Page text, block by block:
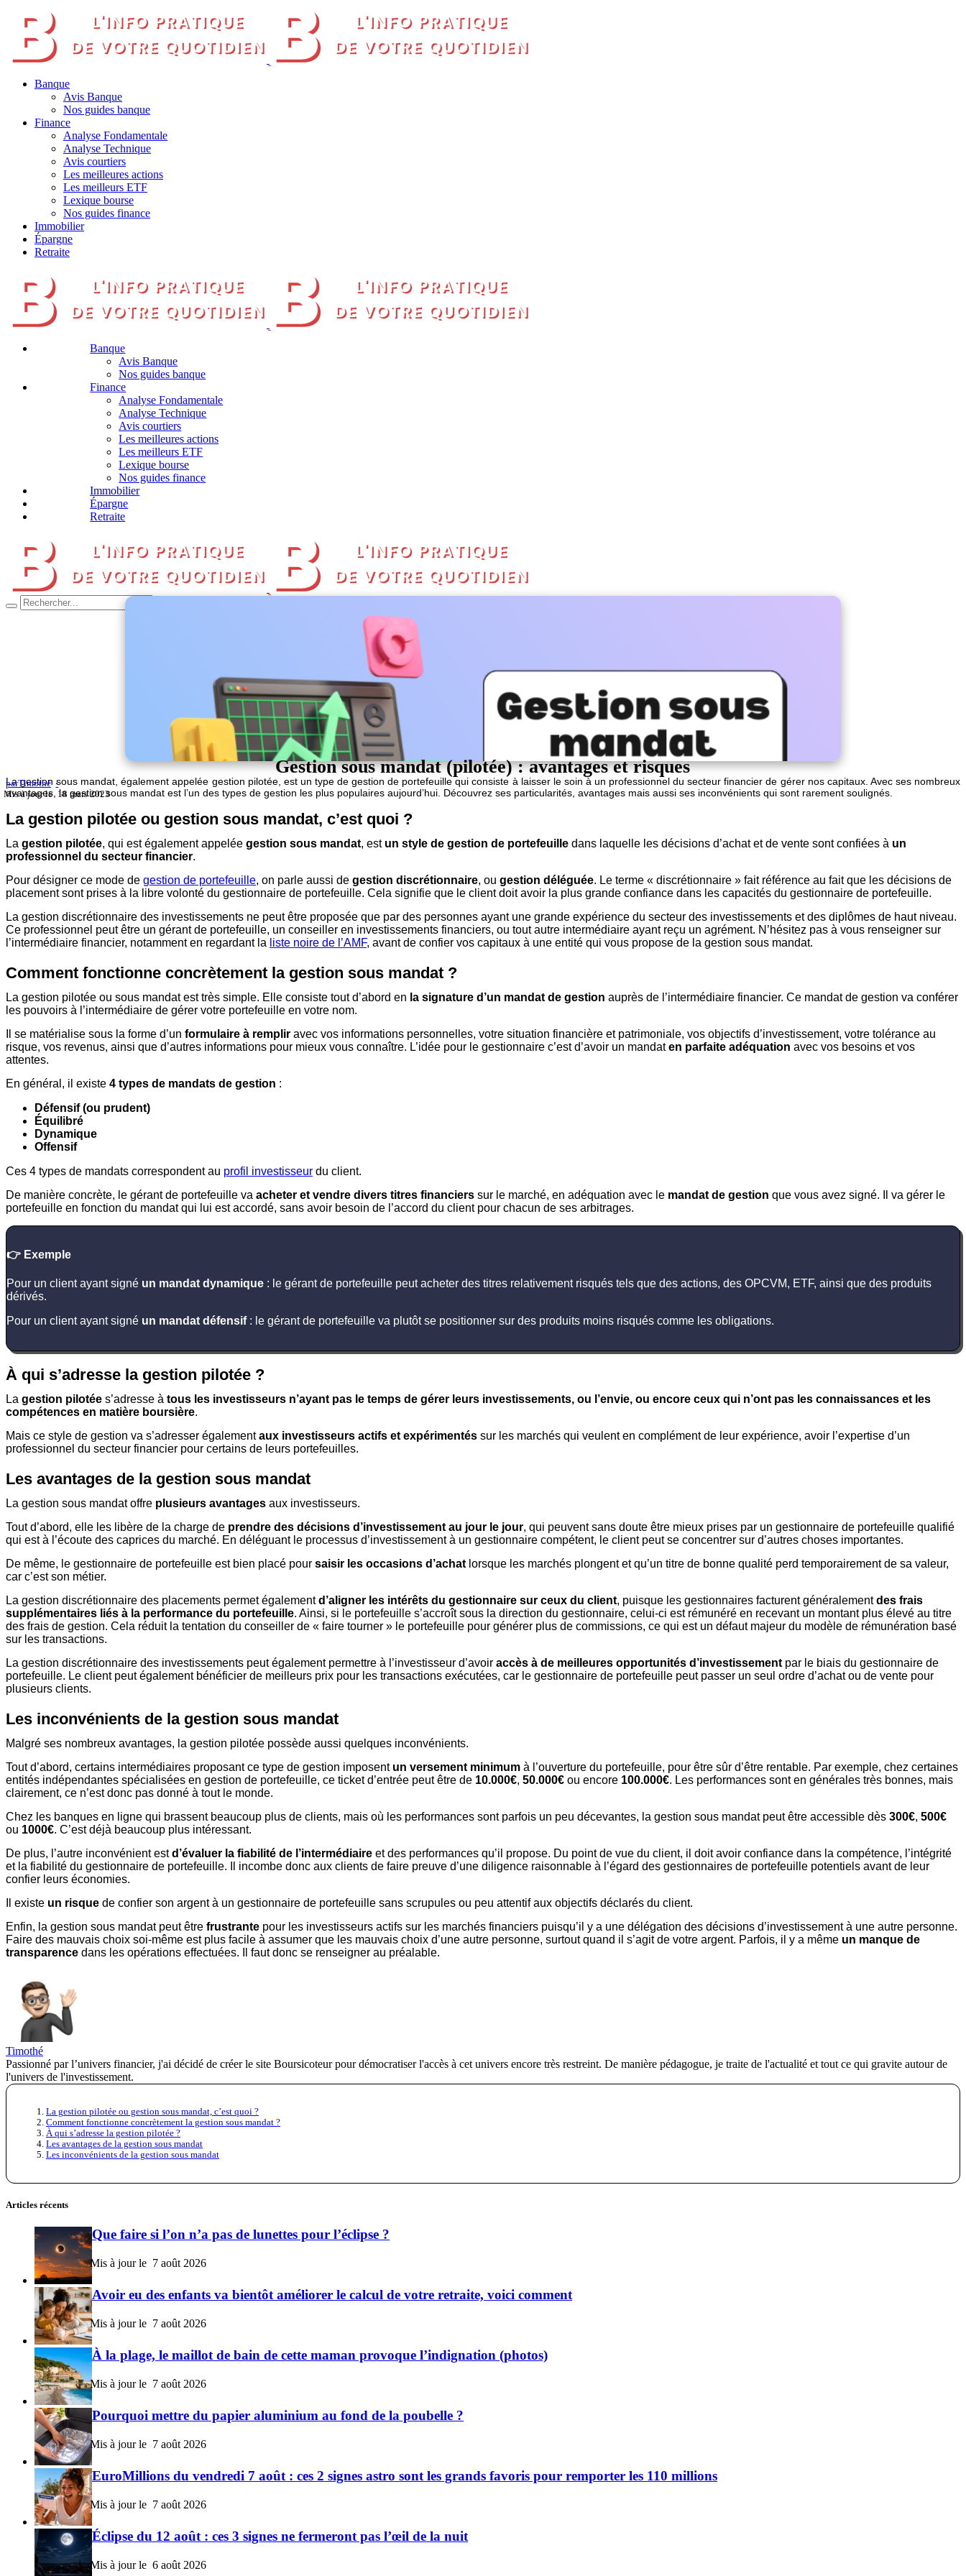
Banque
Avis Banque
Nos guides banque
Finance
Analyse Fondamentale
Analyse Technique
Avis courtiers
Les meilleures actions
Les meilleurs ETF
Lexique bourse
Nos guides finance
Immobilier
Épargne
Retraite
Banque
Avis Banque
Nos guides banque
Finance
Analyse Fondamentale
Analyse Technique
Avis courtiers
Les meilleures actions
Les meilleurs ETF
Lexique bourse
Nos guides finance
Immobilier
Épargne
Retraite
Gestion sous mandat (pilotée) : avantages et risques
La gestion sous mandat, également appelée gestion pilotée, est un type de gestion de portefeuille qui consiste à laisser le soin à un professionnel du secteur financier de gérer nos capitaux. Avec ses nombreux
avantages, la gestion sous mandat est l’un des types de gestion les plus populaires aujourd’hui. Découvrez ses particularités, avantages mais aussi ses inconvénients qui sont rarement soulignés.
parTimothé
18 mars 2023
La gestion pilotée ou gestion sous mandat, c’est quoi ?
La gestion pilotée, qui est également appelée gestion sous mandat, est un style de gestion de portefeuille dans laquelle les décisions d’achat et de vente sont confiées à un
professionnel du secteur financier.
Pour désigner ce mode de gestion de portefeuille, on parle aussi de gestion discrétionnaire, ou gestion déléguée. Le terme « discrétionnaire » fait référence au fait que les décisions de
placement sont prises à la libre volonté du gestionnaire de portefeuille. Cela signifie que le client doit avoir la plus grande confiance dans les capacités du gestionnaire de portefeuille.
La gestion discrétionnaire des investissements ne peut être proposée que par des personnes ayant une grande expérience du secteur des investissements et des diplômes de haut niveau.
Ce professionnel peut être un gérant de portefeuille, un conseiller en investissements financiers, ou tout autre intermédiaire ayant reçu un agrément. N’hésitez pas à vous renseigner sur
l’intermédiaire financier, notamment en regardant la liste noire de l’AMF, avant de confier vos capitaux à une entité qui vous propose de la gestion sous mandat.
Comment fonctionne concrètement la gestion sous mandat ?
La gestion pilotée ou sous mandat est très simple. Elle consiste tout d’abord en la signature d’un mandat de gestion auprès de l’intermédiaire financier. Ce mandat de gestion va conférer
les pouvoirs à l’intermédiaire de gérer votre portefeuille en votre nom.
Il se matérialise sous la forme d’un formulaire à remplir avec vos informations personnelles, votre situation financière et patrimoniale, vos objectifs d’investissement, votre tolérance au
risque, vos revenus, ainsi que d’autres informations pour mieux vous connaître. L’idée pour le gestionnaire c’est d’avoir un mandaten parfaite adéquation avec vos besoins et vos
attentes.
En général, il existe 4 types de mandats de gestion :
Défensif (ou prudent)
Équilibré
Dynamique
Offensif
Ces 4 types de mandats correspondent au profil investisseur du client.
De manière concrète, le gérant de portefeuille va acheter et vendre divers titres financiers sur le marché, en adéquation avec le mandat de gestion que vous avez signé. Il va gérer le
portefeuille en fonction du mandat qui lui est accordé, sans avoir besoin de l’accord du client pour chacun de ses arbitrages.
👉 Exemple
Pour un client ayant signé un mandat dynamique : le gérant de portefeuille peut acheter des titres relativement risqués tels que des actions, des OPCVM, ETF, ainsi que des produits
dérivés.
Pour un client ayant signé un mandat défensif: le gérant de portefeuille va plutôt se positionner sur des produits moins risqués comme les obligations.
À qui s’adresse la gestion pilotée ?
La gestion pilotée s’adresse à tous les investisseurs n’ayant pas le temps de gérer leurs investissements, ou l’envie, ou encore ceux qui n’ont pas les connaissances et les
compétences en matière boursière.
Mais ce style de gestion va s’adresser égalementaux investisseurs actifs et expérimentés sur les marchés qui veulent en complément de leur expérience, avoir l’expertise d’un
professionnel du secteur financier pour certains de leurs portefeuilles.
Les avantages de la gestion sous mandat
La gestion sous mandat offre plusieurs avantages aux investisseurs.
Tout d’abord, elle les libère de la charge de prendre des décisions d’investissement au jour le jour, qui peuvent sans doute être mieux prises par un gestionnaire de portefeuille qualifié
qui est à l’écoute des caprices du marché. En déléguant le processus d’investissement à un gestionnaire compétent, le client peut se concentrer sur d’autres choses importantes.
De même, le gestionnaire de portefeuille est bien placé pour saisir les occasions d’achat lorsque les marchés plongent et qu’un titre de bonne qualité perd temporairement de sa valeur,
car c’est son métier.
La gestion discrétionnaire des placements permet égalementd’aligner les intérêts du gestionnaire sur ceux du client, puisque les gestionnaires facturent généralementdes frais
supplémentaires liés à la performance du portefeuille. Ainsi, si le portefeuille s’accroît sous la direction du gestionnaire, celui-ci est rémunéré en recevant un montant plus élevé au titre
des frais de gestion. Cela réduit la tentation du conseiller de « faire tourner » le portefeuille pour générer plus de commissions, ce qui est un défaut majeur du modèle de rémunération basé
sur les transactions.
La gestion discrétionnaire des investissements peut également permettre à l’investisseur d’avoir accès à de meilleures opportunités d’investissement par le biais du gestionnaire de
portefeuille. Le client peut également bénéficier de meilleurs prix pour les transactions exécutées, car le gestionnaire de portefeuille peut passer un seul ordre d’achat ou de vente pour
plusieurs clients.
Les inconvénients de la gestion sous mandat
Malgré ses nombreux avantages, la gestion pilotée possède aussi quelques inconvénients.
Tout d’abord, certains intermédiaires proposant ce type de gestion imposent un versement minimum à l’ouverture du portefeuille, pour être sûr d’être rentable. Par exemple, chez certaines
entités indépendantes spécialisées en gestion de portefeuille, ce ticket d’entrée peut être de 10.000€, 50.000€ ou encore 100.000€. Les performances sont en générales très bonnes, mais
clairement, ce n’est donc pas donné à tout le monde.
Chez les banques en ligne qui brassent beaucoup plus de clients, mais où les performances sont parfois un peu décevantes, la gestion sous mandat peut être accessible dès 300€, 500€
ou 1000€. C’est déjà beaucoup plus intéressant.
De plus, l’autre inconvénient estd’évaluer la fiabilité de l’intermédiaire et des performances qu’il propose. Du point de vue du client, il doit avoir confiance dans la compétence, l’intégrité
et la fiabilité du gestionnaire de portefeuille. Il incombe donc aux clients de faire preuve d’une diligence raisonnable à l’égard des gestionnaires de portefeuille potentiels avant de leur
confier leurs économies.
Il existe un risque de confier son argent à un gestionnaire de portefeuille sans scrupules ou peu attentif aux objectifs déclarés du client.
Enfin, la gestion sous mandat peut être frustrante pour les investisseurs actifs sur les marchés financiers puisqu’il y a une délégation des décisions d’investissement à une autre personne.
Faire des mauvais choix soi-même est plus facile à assumer que les mauvais choix d’une autre personne, surtout quand il s’agit de votre argent. Parfois, il y a même un manque de
transparence dans les opérations effectuées. Il faut donc se renseigner au préalable.
Timothé
Passionné par l’univers financier, j'ai décidé de créer le site Boursicoteur pour démocratiser l'accès à cet univers encore très restreint. De manière pédagogue, je traite de l'actualité et tout ce qui gravite autour de
l'univers de l'investissement.
La gestion pilotée ou gestion sous mandat, c’est quoi ?
Comment fonctionne concrètement la gestion sous mandat ?
À qui s’adresse la gestion pilotée ?
Les avantages de la gestion sous mandat
Les inconvénients de la gestion sous mandat
Articles récents
Que faire si l’on n’a pas de lunettes pour l’éclipse ?
7 août 2026
Avoir eu des enfants va bientôt améliorer le calcul de votre retraite, voici comment
7 août 2026
À la plage, le maillot de bain de cette maman provoque l’indignation (photos)
7 août 2026
Pourquoi mettre du papier aluminium au fond de la poubelle ?
7 août 2026
EuroMillions du vendredi 7 août : ces 2 signes astro sont les grands favoris pour remporter les 110 millions
7 août 2026
Éclipse du 12 août : ces 3 signes ne fermeront pas l’œil de la nuit
6 août 2026